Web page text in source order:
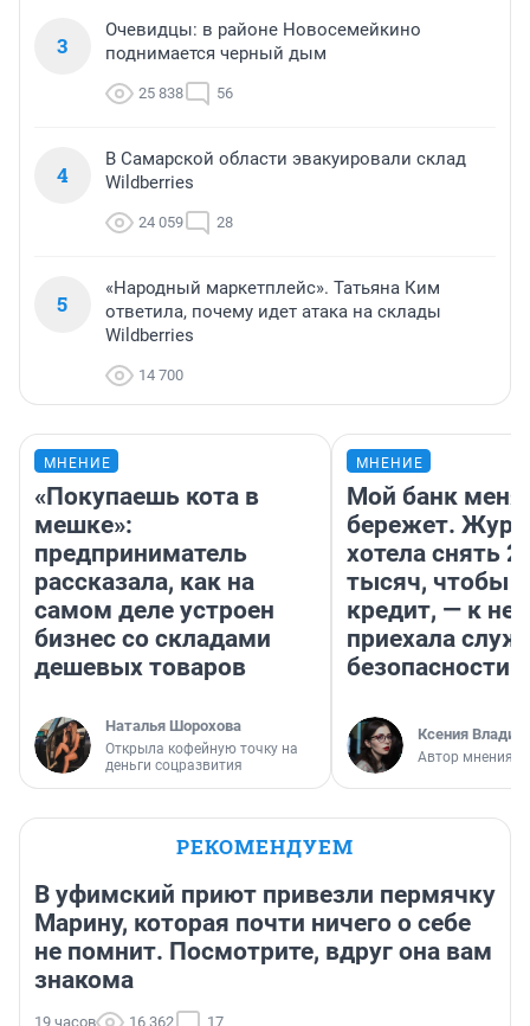
3
Очевидцы: в районе Новосемейкино
поднимается черный дым
25 838 56
4
В Самарской области эвакуировали склад
Wildberries
24 059 28
5
«Народный маркетплейс». Татьяна Ким
ответила, почему идет атака на склады
Wildberries
14 700
МНЕНИЕ
«Покупаешь кота в
мешке»:
предприниматель
рассказала, как на
самом деле устроен
бизнес со складами
дешевых товаров
Наталья Шорохова
Открыла кофейную точку на
деньги соцразвития
МНЕНИЕ
Мой банк меня
бережет.
хотела снять
тысяч, чтобы
кредит, — к
приехала
безопасности
Ксения
Автор мнения
РЕКОМЕНДУЕМ
В уфимский приют привезли пермячку
Марину, которая почти ничего о себе
не помнит. Посмотрите, вдруг она вам
знакома
19 часов 16 362 17